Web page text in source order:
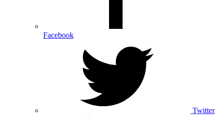
Facebook
Twitter